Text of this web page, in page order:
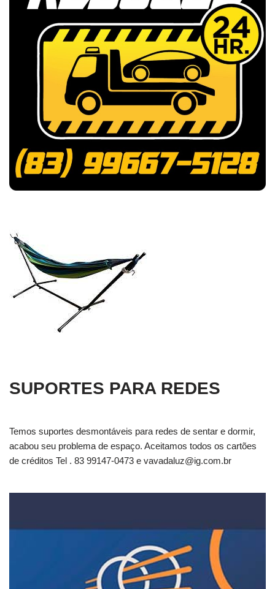
SUPORTES PARA REDES
Temos suportes desmontáveis para redes de sentar e dormir,
acabou seu problema de espaço. Aceitamos todos os cartões
de créditos Tel . 83 99147-0473 e vavadaluz@ig.com.br